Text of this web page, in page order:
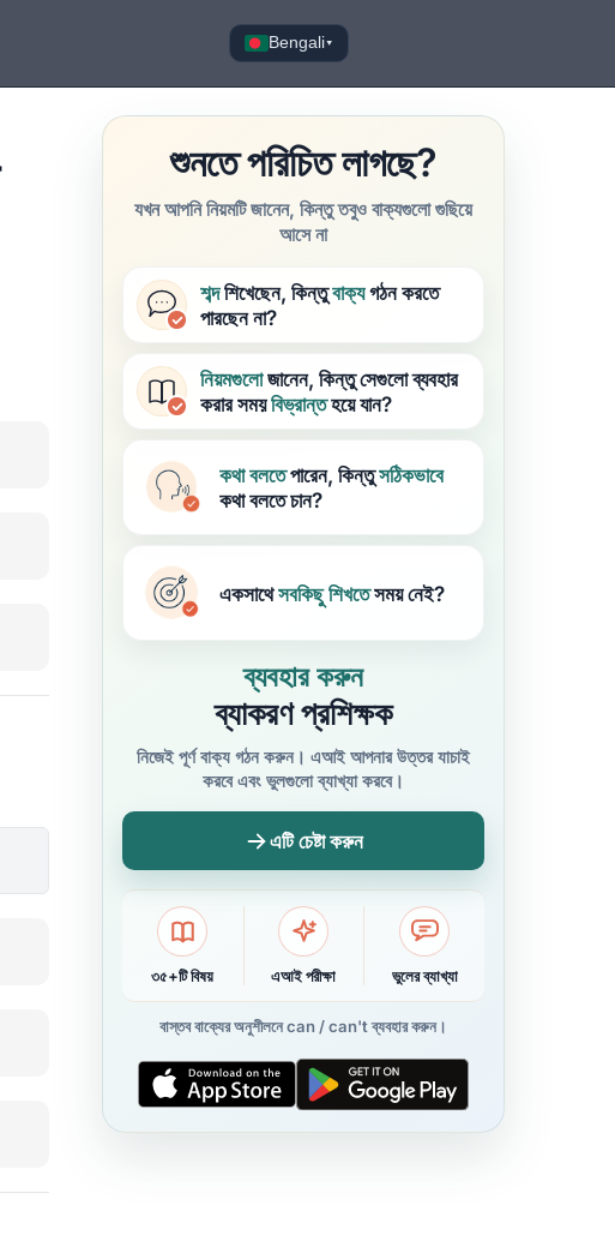
Bengali▾
শুনতে পরিচিত লাগছে?
যখন আপনি নিয়মটি জানেন, কিন্তু তবুও বাক্যগুলো গুছিয়ে
আসে না
শব্দশিখেছেন, কিন্তুবাক্যগঠন করতে
পারছেন না?
নিয়মগুলোজানেন, কিন্তু সেগুলো ব্যবহার
করার সময়বিভ্রান্তহয়ে যান?
কথা বলতেপারেন, কিন্তুসঠিকভাবে
কথা বলতে চান?
একসাথেসবকিছুশিখতেসময় নেই?
ব্যবহার করুন
ব্যাকরণ প্রশিক্ষক
নিজেই পূর্ণ বাক্য গঠন করুন। এআই আপনার উত্তর যাচাই
করবে এবং ভুলগুলো ব্যাখ্যা করবে।
এটি চেষ্টা করুন
৩৫+টি বিষয় এআই পরীক্ষা ভুলের ব্যাখ্যা
বাস্তব বাক্যের অনুশীলনে can / can't ব্যবহার করুন।